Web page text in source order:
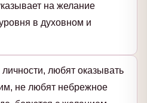
на желание
в духовном и
любят оказывать
не любят небрежное